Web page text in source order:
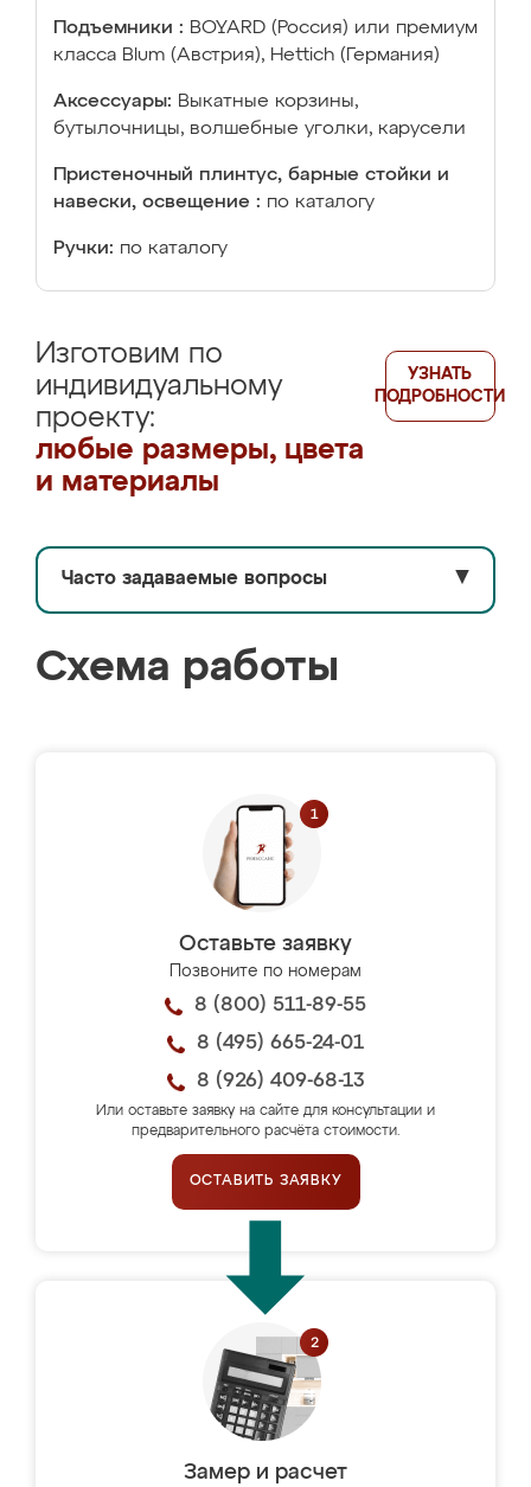
Подъемники : BOYARD (Россия) или премиум
класса Blum (Австрия), Hettich (Германия)
Аксессуары: Выкатные корзины,
бутылочницы, волшебные уголки, карусели
Пристеночный плинтус, барные стойки и
навески, освещение : по каталогу
Ручки: по каталогу
Изготовим по
индивидуальному
проекту:
любые размеры, цвета
и материалы
УЗНАТЬ
ПОДРОБНОСТИ
Часто задаваемые вопросы ▼
Схема работы
Оставьте заявку
Позвоните по номерам
8 (800) 511-89-55
8 (495) 665-24-01
8 (926) 409-68-13
Или оставьте заявку на сайте для консультации и
предварительного расчёта стоимости.
ОСТАВИТЬ ЗАЯВКУ
Замер и расчет